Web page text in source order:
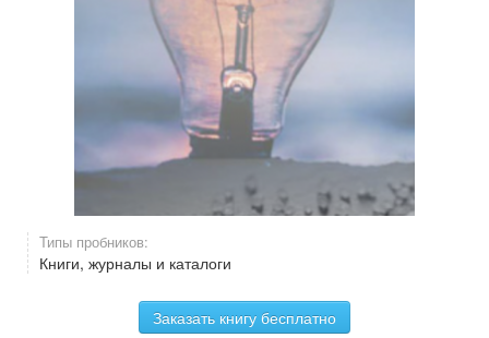
Типы пробников:
Книги, журналы и каталоги
Заказать книгу бесплатно